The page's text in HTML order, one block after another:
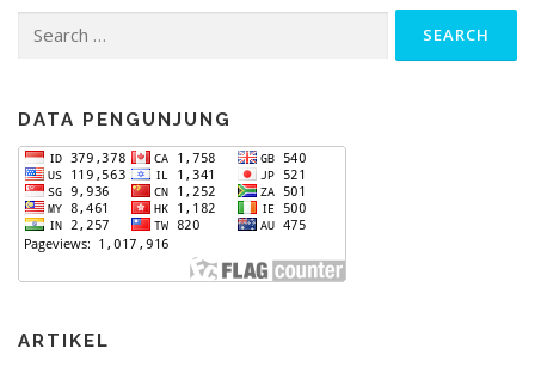
for:
DATA PENGUNJUNG
ARTIKEL